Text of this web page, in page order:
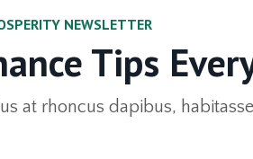
NEWSLETTER
Tips
at rhoncus dapibus,